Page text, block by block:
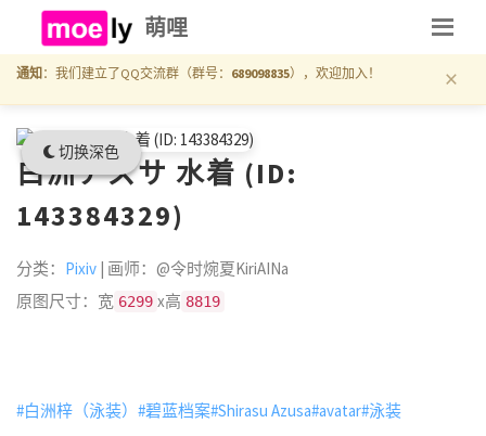
切换深色
萌哩
通知 ：我们建立了QQ交流群（群号： 689098835），欢迎加入！ ×
白洲アズサ 水着 (ID:
143384329)
分类： Pixiv | 画师：@令时焥夏KiriAINa
原图尺寸：宽 6299 x高 8819
#白洲梓（泳装） #碧蓝档案#Shirasu Azusa#avatar#泳装